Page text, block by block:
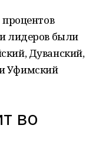
лидеров были
Дуванский,
Уфимский
во